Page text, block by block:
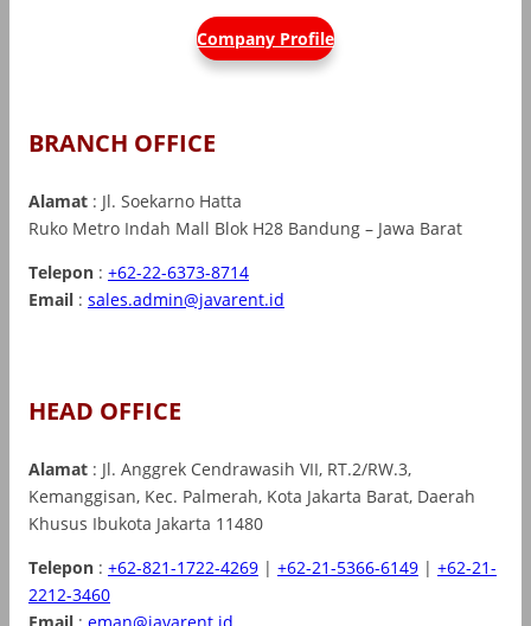
Company Profile
BRANCH OFFICE
Alamat : Jl. Soekarno Hatta
Ruko Metro Indah Mall Blok H28 Bandung – Jawa Barat
Telepon : +62-22-6373-8714
Email : sales.admin@javarent.id
HEAD OFFICE
Alamat : Jl. Anggrek Cendrawasih VII, RT.2/RW.3,
Kemanggisan, Kec. Palmerah, Kota Jakarta Barat, Daerah
Khusus Ibukota Jakarta 11480
Telepon : +62-821-1722-4269 | +62-21-5366-6149 | +62-21-
2212-3460